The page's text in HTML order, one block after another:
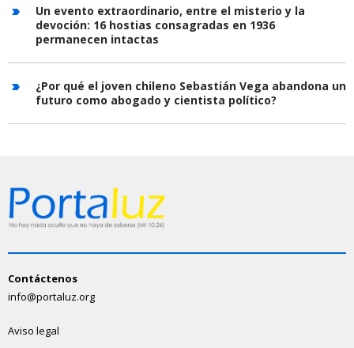
Un evento extraordinario, entre el misterio y la
devoción: 16 hostias consagradas en 1936
permanecen intactas
¿Por qué el joven chileno Sebastián Vega abandona un
futuro como abogado y cientista político?
Contáctenos
info@portaluz.org
Aviso legal